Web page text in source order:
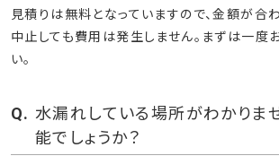
見積りは無料となっていますので、金額が合
中止しても費用は発生しません。まずは一度
い。
水漏れしている場所がわかりま
能でしょうか？